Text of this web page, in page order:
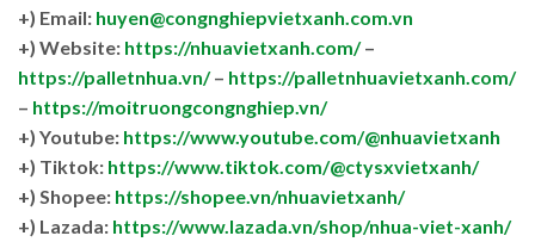
+) Email: huyen@congnghiepvietxanh.com.vn
+) Website: https://nhuavietxanh.com/–
https://palletnhua.vn/– https://palletnhuavietxanh.com/
– https://moitruongcongnghiep.vn/
+) Youtube: https://www.youtube.com/@nhuavietxanh
+) Tiktok: https://www.tiktok.com/@ctysxvietxanh/
+) Shopee: https://shopee.vn/nhuavietxanh/
+) Lazada: https://www.lazada.vn/shop/nhua-viet-xanh/